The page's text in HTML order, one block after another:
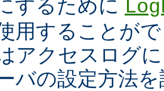
するために
用することが
アクセスログ
バの設定方法